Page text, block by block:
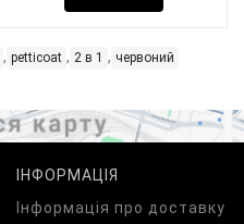
, petticoat , 2 в 1 , червоний
ІНФОРМАЦІЯ
Iнформація про доставку